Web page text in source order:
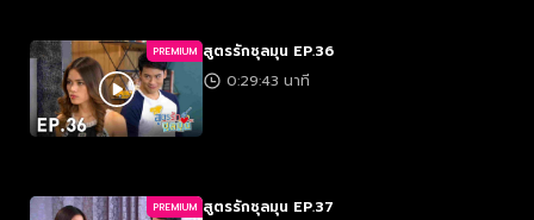
PREMIUM สูตรรักชุลมุน EP.36
0:29:43 นาที
PREMIUM สูตรรักชุลมุน EP.37